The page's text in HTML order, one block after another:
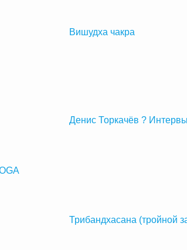
Вишудха чакра
Денис Торкачёв ?
Трибандхасана (тройной